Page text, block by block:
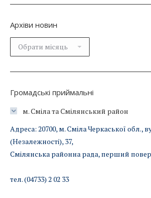
Архіви новин
Архіви
новин
Громадські приймальні
м. Сміла та Смілянський район
Адреса: 20700, м. Сміла Черкаської обл.,
(Незалежності), 37,
Смілянська районна рада, перший
тел. (04733) 2 02 33